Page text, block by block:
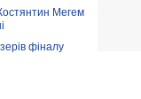
Мегем
фіналу